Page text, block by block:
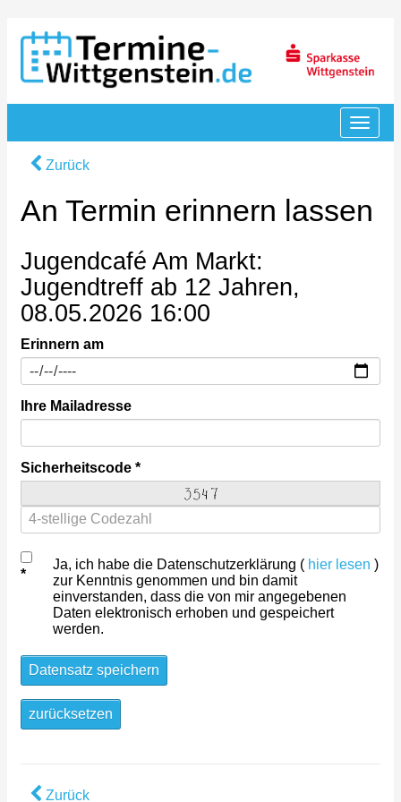
Zurück
An Termin erinnern lassen
Jugendcafé Am Markt:
Jugendtreff ab 12 Jahren,
08.05.2026 16:00
Erinnern am
Ihre Mailadresse
Sicherheitscode
Ja, ich habe die Datenschutzerklärung ( hier lesen )
zur Kenntnis genommen und bin damit
einverstanden, dass die von mir angegebenen
Daten elektronisch erhoben und gespeichert
werden.
Datensatz speichern
zurücksetzen
Zurück